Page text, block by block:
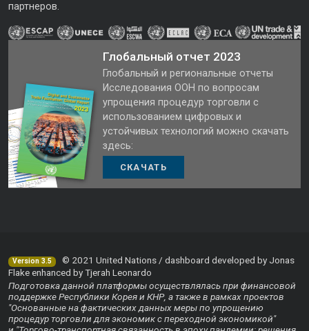
партнеров.
Глобальный отчет 2023
Глобальный и региональные отчеты
Исследования ООН по вопросам
упрощения процедур торговли с
использованием цифровых и
устойчивых технологий можно скачать
здесь:
СКАЧАТЬ
Version 3.5
© 2021 United Nations / dashboard developed by Jonas
Flake enhanced by Tjerah Leonardo
Подготовка данной платформы осуществлялась при финансовой
поддержке Республики Корея и КНР, а также в рамках проектов
"Основанные на фактических данных меры по упрощению
процедур торговли для экономик с переходной экономикой"